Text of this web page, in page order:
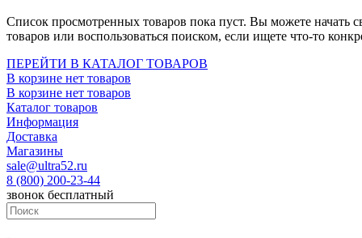
Socket- intel s1151
Socket- intel s2066
Socket- intel s1700
Список просмотренных товаров пока пуст. Вы можете начать
товаров или воспользоваться поиском, если ищете что-то
ПЕРЕЙТИ В КАТАЛОГ ТОВАРОВ
В корзине нет товаров
В корзине нет товаров
Каталог товаров
Информация
Доставка
Магазины
sale@ultra52.ru
8 (800) 200-23-44
звонок бесплатный